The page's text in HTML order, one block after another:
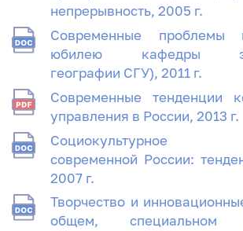
непрерывность, 2005 г.
Современные проблемы
юбилею кафедры
географии СГУ), 2011 г.
Современные тенденции
управления в России, 2013 г.
Социокультурное
современной России:
2007 г.
Творчество и
общем,